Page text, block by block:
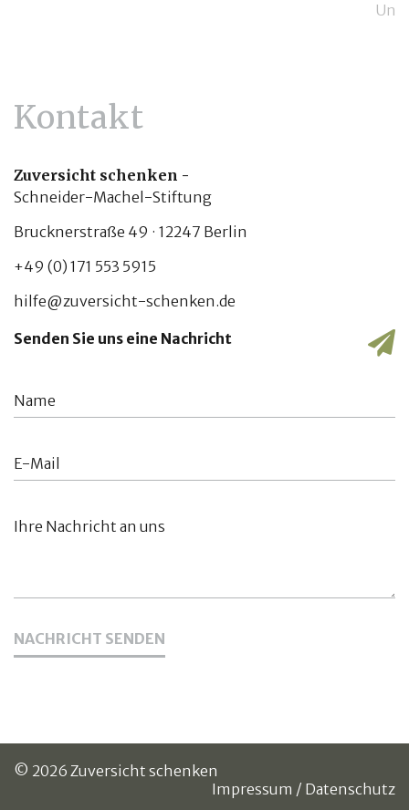
Kontakt
Zuversicht schenken -
Schneider-Machel-Stiftung
Brucknerstraße 49 · 12247 Berlin
+49 (0) 171 553 5915
hilfe@zuversicht-schenken.de
Senden Sie uns eine Nachricht
NACHRICHT SENDEN
© 2026 Zuversicht schenken
Impressum / Datenschutz